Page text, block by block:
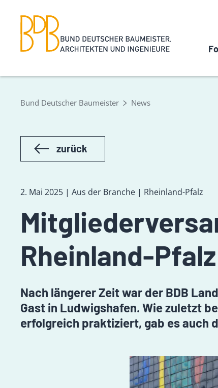
Bund Deutscher Baumeister News
zurück
2. Mai 2025 | Aus der Branche | Rheinland-Pfalz
Rheinland-
Nach längerer Zeit war der BDB
Gast in Ludwigshafen. Wie zuletzt
erfolgreich praktiziert, gab es auch